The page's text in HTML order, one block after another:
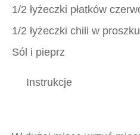
1/2 łyżeczki płatków
1/2 łyżeczki chili w proszku
Sól i pieprz
Instrukcje